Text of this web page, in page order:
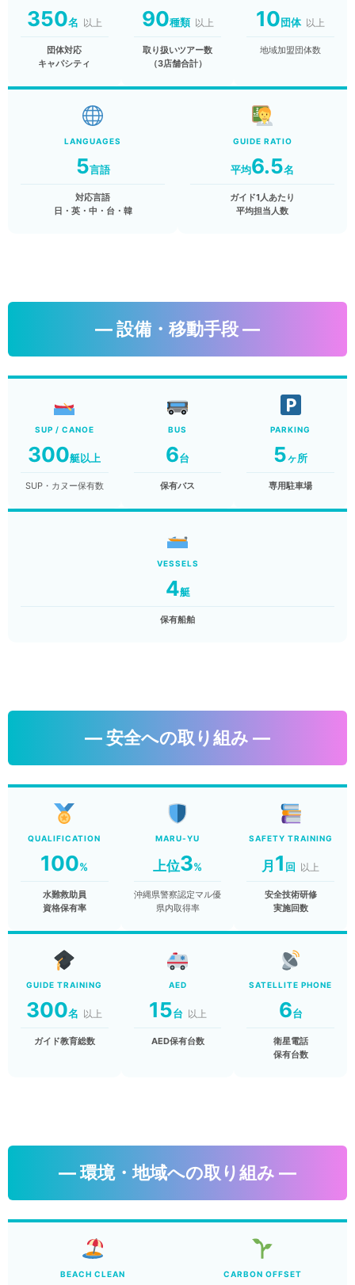
350名 以上
団体対応
キャパシティ
90種類 以上
取り扱いツアー数
（3店舗合計）
10団体 以上
地域加盟団体数
LANGUAGES
5言語
対応言語
日・英・中・台・韓
GUIDE RATIO
平均6.5名
ガイド1人あたり
平均担当人数
― 設備・移動手段 ―
SUP / CANOE
300艇以上
SUP・カヌー保有数
BUS
6台
保有バス
PARKING
5ヶ所
専用駐車場
VESSELS
4艇
保有船舶
― 安全への取り組み ―
QUALIFICATION
100%
水難救助員
資格保有率
MARU-YU
上位3%
沖縄県警察認定マル優
県内取得率
SAFETY TRAINING
月 1 回 以上
安全技術研修
実施回数
GUIDE TRAINING
300名 以上
ガイド教育総数
AED
15台 以上
AED保有台数
SATELLITE PHONE
6台
衛星電話
保有台数
― 環境・地域への取り組み ―
BEACH CLEAN CARBON OFFSET